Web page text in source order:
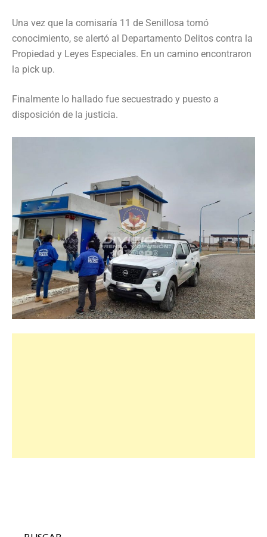
Una vez que la comisaría 11 de Senillosa tomó
conocimiento, se alertó al Departamento Delitos contra la
Propiedad y Leyes Especiales. En un camino encontraron
la pick up.
Finalmente lo hallado fue secuestrado y puesto a
disposición de la justicia.